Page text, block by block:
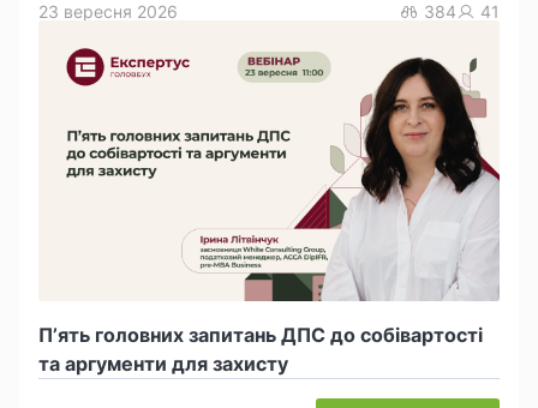
П’ять головних запитань ДПС до собівартості
та аргументи для захисту
23 вересня 2026 384 41